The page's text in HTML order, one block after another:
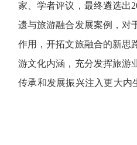
家、学者评议，最终遴选出
遗与旅游融合发展案例，对
作用，开拓文旅融合的新思
游文化内涵，充分发挥旅游
传承和发展振兴注入更大